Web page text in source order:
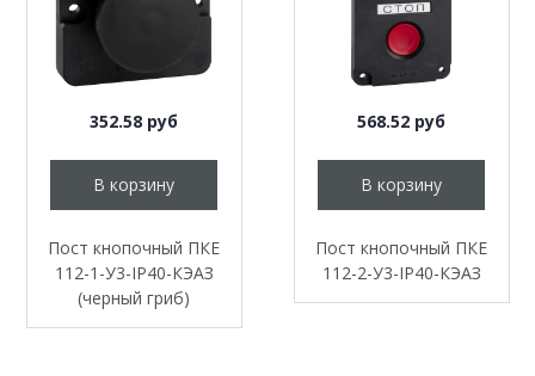
352.58 руб
В корзину
Пост кнопочный ПКЕ
112-1-У3-IP40-КЭАЗ
(черный гриб)
568.52 руб
В корзину
Пост кнопочный ПКЕ
112-2-У3-IP40-КЭАЗ